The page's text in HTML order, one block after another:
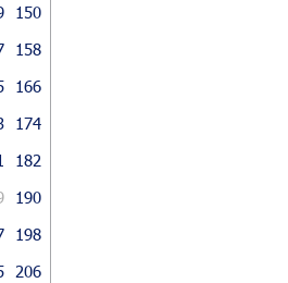
150
158
166
174
182
190
198
206